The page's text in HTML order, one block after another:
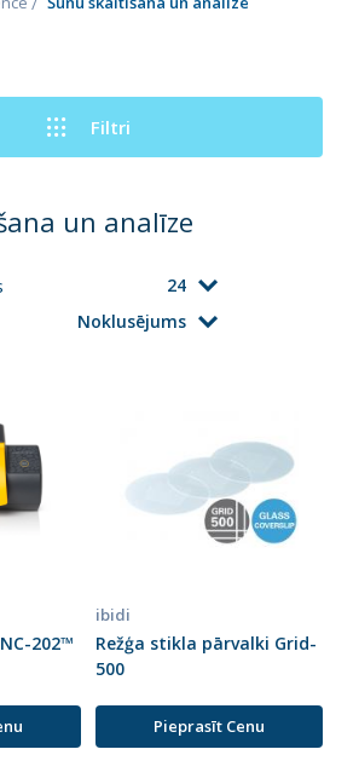
Filtri
un analīze
24
Noklusējums
202™
ibidi
Režģa stikla pārvalki Grid-
500
Pieprasīt Cenu